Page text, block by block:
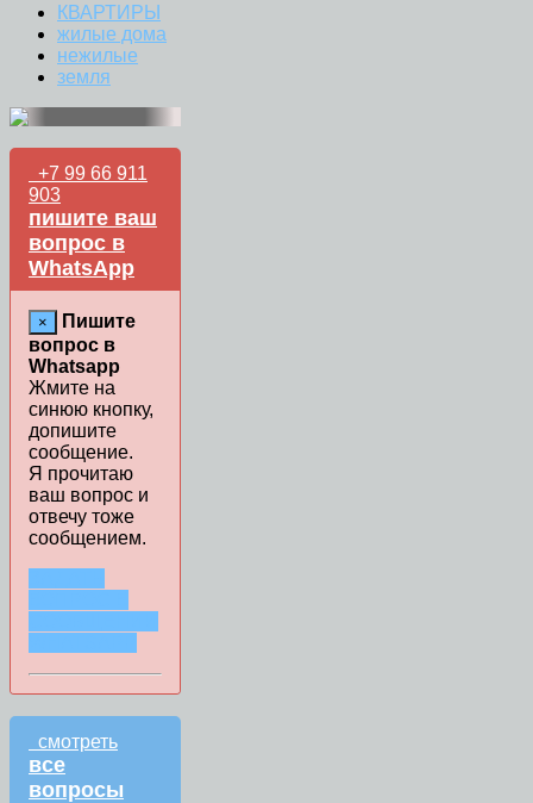
КВАРТИРЫ
жилые дома
нежилые
земля
+7 99 66 911
903
пишите ваш
вопрос в
WhatsApp
×
Пишите
вопрос в
Whatsapp
Жмите на
синюю кнопку,
допишите
сообщение.
Я прочитаю
ваш вопрос и
отвечу тоже
сообщением.
смотреть
все
вопросы